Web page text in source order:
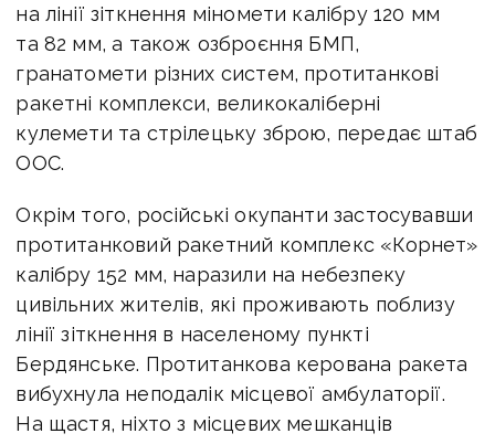
на лінії зіткнення міномети калібру 120 мм
та 82 мм, а також озброєння БМП,
гранатомети різних систем, протитанкові
ракетні комплекси, великокаліберні
кулемети та стрілецьку зброю, передає штаб
ООС.
Окрім того, російські окупанти застосувавши
протитанковий ракетний комплекс «Корнет»
калібру 152 мм, наразили на небезпеку
цивільних жителів, які проживають поблизу
лінії зіткнення в населеному пункті
Бердянське. Протитанкова керована ракета
вибухнула неподалік місцевої амбулаторії.
На щастя, ніхто з місцевих мешканців